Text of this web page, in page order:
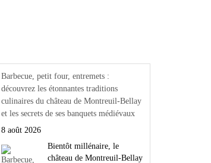
Barbecue, petit four, entremets :
découvrez les étonnantes traditions
culinaires du château de Montreuil-Bellay
et les secrets de ses banquets médiévaux
8 août 2026
Bientôt millénaire, le
château de Montreuil-Bellay